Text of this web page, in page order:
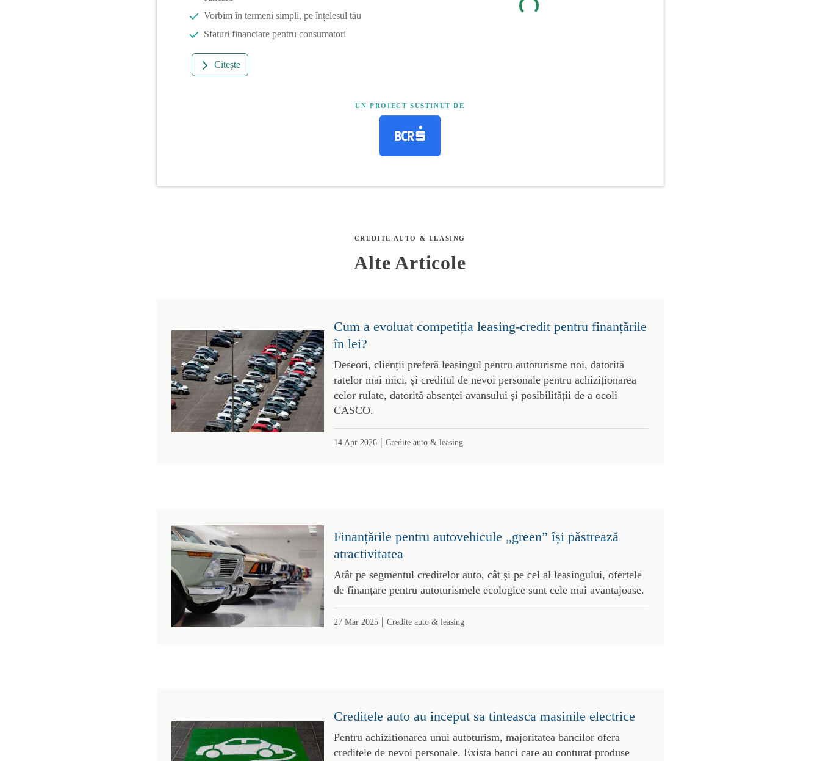
Vorbim în termeni simpli, pe înțelesul tău
Sfaturi financiare pentru consumatori
Citește
UN PROIECT SUSȚINUT DE
CREDITE AUTO & LEASING
Alte Articole
Cum a evoluat competiția leasing-credit pentru finanțările
în lei?
Deseori, clienții preferă leasingul pentru autoturisme noi, datorită
ratelor mai mici, și creditul de nevoi personale pentru achiziționarea
celor rulate, datorită absenței avansului și posibilității de a ocoli
CASCO.
14 Apr 2026| Credite auto & leasing
Finanțările pentru autovehicule „green” își păstrează
atractivitatea
Atât pe segmentul creditelor auto, cât și pe cel al leasingului, ofertele
de finanțare pentru autoturismele ecologice sunt cele mai avantajoase.
27 Mar 2025| Credite auto & leasing
Creditele auto au inceput sa tinteasca masinile electrice
Pentru achizitionarea unui autoturism, majoritatea bancilor ofera
creditele de nevoi personale. Exista banci care au conturat produse